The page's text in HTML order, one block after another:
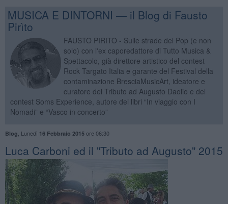
MUSICA E DINTORNI — il Blog di Fausto
Pirìto
FAUSTO PIRITO - Sulle strade del Pop (e non
solo) con l'ex caporedattore di Tutto Musica &
Spettacolo, già direttore artistico del contest
Rock Targato Italia e garante del Festival della
contaminazione BresciaMusicArt, ideatore e
curatore del Tributo ad Augusto Daolio e del
contest Soms Experience, autore dei libri “In viaggio con I
Nomadi” e “Vasco in concerto”
Blog Lunedì 16 Febbraio 2015ore 06:30
Luca Carboni ed il "Tributo ad Augusto" 2015